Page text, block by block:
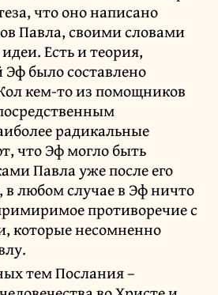
что оно написано
Павла, своими словами
Есть и теория,
Эф было составлено
кем-то из помощников
радикальные
что Эф могло быть
Павла уже после его
любом случае в Эф ничто
противоречие с
которые несомненно
тем Послания –